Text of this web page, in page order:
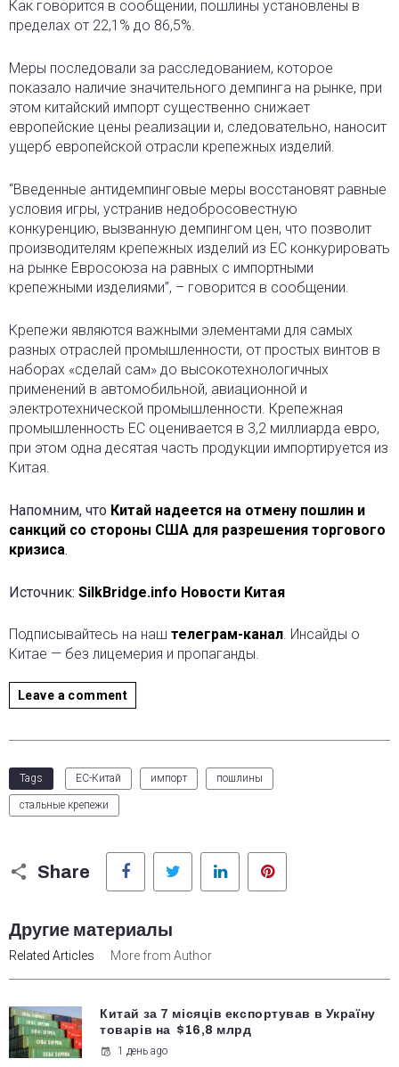
Как говорится в сообщении, пошлины установлены в
пределах от 22,1% до 86,5%.
Меры последовали за расследованием, которое
показало наличие значительного демпинга на рынке, при
этом китайский импорт существенно снижает
европейские цены реализации и, следовательно, наносит
ущерб европейской отрасли крепежных изделий.
“Введенные антидемпинговые меры восстановят равные
условия игры, устранив недобросовестную
конкуренцию, вызванную демпингом цен, что позволит
производителям крепежных изделий из ЕС конкурировать
на рынке Евросоюза на равных с импортными
крепежными изделиями”, – говорится в сообщении.
Крепежи являются важными элементами для самых
разных отраслей промышленности, от простых винтов в
наборах «сделай сам» до высокотехнологичных
применений в автомобильной, авиационной и
электротехнической промышленности. Крепежная
промышленность ЕС оценивается в 3,2 миллиарда евро,
при этом одна десятая часть продукции импортируется из
Китая.
Напомним, что Китай надеется на отмену пошлин и
санкций со стороны США для разрешения торгового
кризиса.
Источник: SilkBridge.info Новости Китая
Подписывайтесь на наш телеграм-канал. Инсайды о
Китае — без лицемерия и пропаганды.
Leave a comment
Tags ЕС-Китай импорт пошлины
стальные крепежи
Share
Facebook Twitter LinkedIn
Другие материалы
Related Articles More from Author
Китай за 7 місяців експортував в Україну
товарів на $16,8 млрд
1 день ago